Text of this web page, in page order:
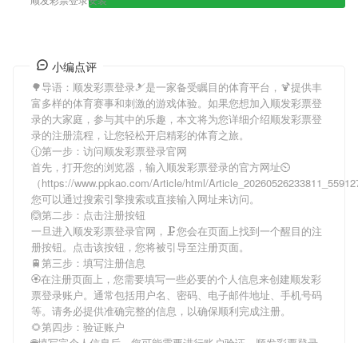
小编点评
🌳导语： 顺发彩票登录🎿是一家备受瞩目的体育平台，🍹提供丰
富多样的体育赛事和刺激的游戏体验。如果您想加入顺发彩票登
录的大家庭，参与其中的乐趣，本文将为您详细介绍顺发彩票登
录的注册流程，让您轻松开启精彩的体育之旅。
🕧第一步：访问顺发彩票登录官网
首先，打开您的浏览器，输入顺发彩票登录的官方网址⏲
（https://www.ppkao.com/Article/html/
您可以通过搜索引擎搜索或直接输入网址来访问。
🙆第二步：点击注册按钮
一旦进入顺发彩票登录官网，🗜您会在页面上找到一个醒目的注
册按钮。点击该按钮，您将被引导至注册页面。
🚆第三步：填写注册信息
🏵在注册页面上，您需要填写一些必要的个人信息来创建顺发彩
票登录账户。通常包括用户名、密码、电子邮件地址、手机号码
等。请务必提供准确完整的信息，以确保顺利完成注册。
🌻第四步：验证账户